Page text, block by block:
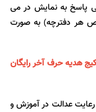
پاسخ به نمایش در می
هر دفترچه) به صورت
هدیه حرف آخررایگان
عدالت در آموزش و